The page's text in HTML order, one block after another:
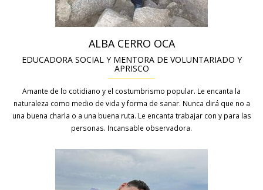
ALBA CERRO OCA
EDUCADORA SOCIAL Y MENTORA DE VOLUNTARIADO Y
APRISCO
Amante de lo cotidiano y el costumbrismo popular. Le encanta la
naturaleza como medio de vida y forma de sanar. Nunca dirá que no a
una buena charla o a una buena ruta. Le encanta trabajar con y para las
personas. Incansable observadora.